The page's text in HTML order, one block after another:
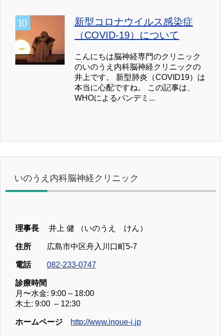
新型コロナウイルス感染症
（COVID-19）について
こんにちは脳神経専門のクリニック
のいのうえ内科脳神経クリニックの
井上です。 新型肺炎（COVID19）は
本当に心配ですね。 この記事は、
WHOによるパンデミ...
いのうえ内科脳神経クリニック
理事長 井上 健 （いのうえ けん）
住所 広島市中区舟入川口町5-7
電話 082-233-0747
診療時間
月〜水金: 9:00 – 18:00
木土: 9:00 – 12:30
ホームページ http://www.inoue-i.jp